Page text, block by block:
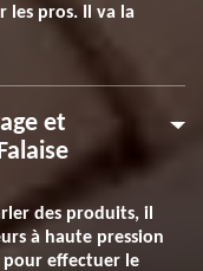
pros. Il va la
et
des produits, il
à haute pression
pour effectuer le